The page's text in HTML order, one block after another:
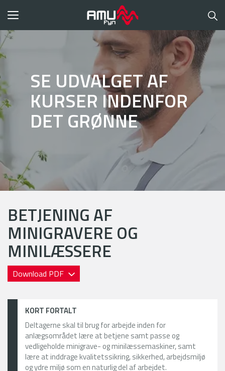
Toggle
SE UDVALGET AF
KURSER INDENFOR
DET GRØNNE
BETJENING AF
MINIGRAVERE OG
MINILÆSSERE
Download PDF
KORT FORTALT
Deltagerne skal til brug for arbejde inden for
anlægsområdet lære at betjene samt passe og
vedligeholde minigrave- og minilæssemaskiner, samt
lære at inddrage kvalitetssikring, sikkerhed, arbejdsmiljø
og ydre miljø som en naturlig del af arbejdet.